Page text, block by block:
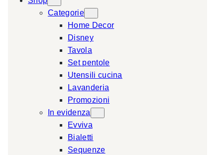
s
c
Categorie
Home Decor
Disney
Tavola
Set pentole
Utensili cucina
Lavanderia
Promozioni
In evidenza
Evviva
Bialetti
Sequenze